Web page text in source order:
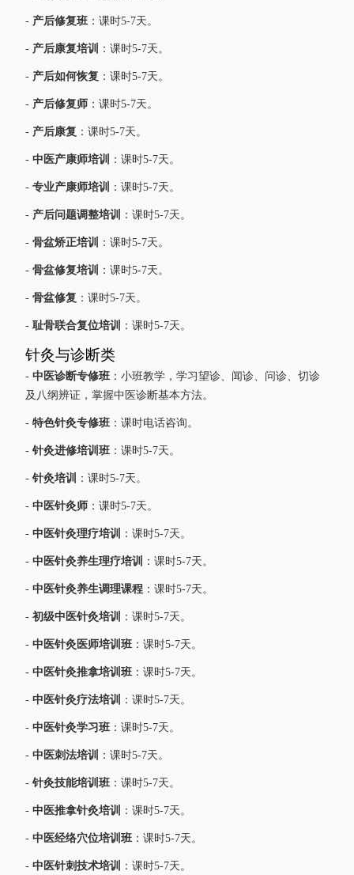
- 产后修复班 ：课时5-7天。
- 产后康复培训 ：课时5-7天。
- 产后如何恢复 ：课时5-7天。
- 产后修复师 ：课时5-7天。
- 产后康复 ：课时5-7天。
- 中医产康师培训 ：课时5-7天。
- 专业产康师培训 ：课时5-7天。
- 产后问题调整培训 ：课时5-7天。
- 骨盆矫正培训 ：课时5-7天。
- 骨盆修复培训 ：课时5-7天。
- 骨盆修复 ：课时5-7天。
- 耻骨联合复位培训 ：课时5-7天。
针灸与诊断类
- 中医诊断专修班 ：小班教学，学习望诊、闻诊、问诊、切诊
及八纲辨证，掌握中医诊断基本方法。
- 特色针灸专修班 ：课时电话咨询。
- 针灸进修培训班 ：课时5-7天。
- 针灸培训 ：课时5-7天。
- 中医针灸师 ：课时5-7天。
- 中医针灸理疗培训 ：课时5-7天。
- 中医针灸养生理疗培训 ：课时5-7天。
- 中医针灸养生调理课程 ：课时5-7天。
- 初级中医针灸培训 ：课时5-7天。
- 中医针灸医师培训班 ：课时5-7天。
- 中医针灸推拿培训班 ：课时5-7天。
- 中医针灸疗法培训 ：课时5-7天。
- 中医针灸学习班 ：课时5-7天。
- 中医刺法培训 ：课时5-7天。
- 针灸技能培训班 ：课时5-7天。
- 中医推拿针灸培训 ：课时5-7天。
- 中医经络穴位培训班 ：课时5-7天。
- 中医针刺技术培训 ：课时5-7天。